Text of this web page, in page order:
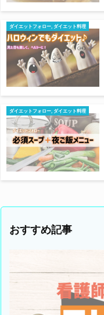
ダイエットフォロー ダイエット料理
ダイエットフォロー ダイエット料理
おすすめ記事